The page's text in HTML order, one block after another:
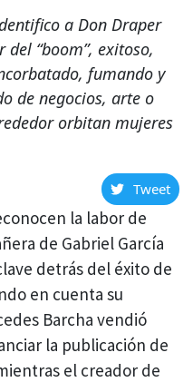
a Don Draper
“boom”, exitoso,
fumando y
de negocios, arte o
orbitan mujeres
Tweet
la labor de
de Gabriel García
detrás del éxito de
en cuenta su
Barcha vendió
la publicación de
el creador de